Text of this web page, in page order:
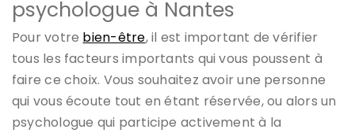
psychologue à Nantes
Pour votre bien-être, il est important de vérifier
tous les facteurs importants qui vous poussent à
faire ce choix. Vous souhaitez avoir une personne
qui vous écoute tout en étant réservée, ou alors un
psychologue qui participe activement à la